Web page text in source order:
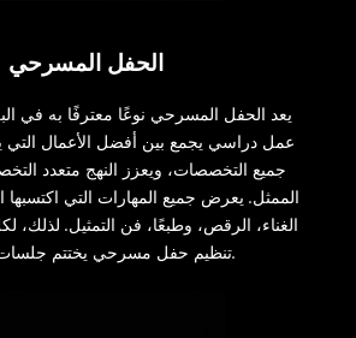
الحفل المسرحي
يعد الحفل المسرحي نوعًا معترفًا به في
عمل دراسي يجمع بين أفضل الأعمال التي
جميع التخصصات، ويعزز النهج متعدد
الممثل. يعرض جميع المهارات التي اكتسبها
الغناء، الرقص، وطبعًا، فن التمثيل. لذلك،
تنظيم حفل مسرحي يختتم جلسات التدريب.